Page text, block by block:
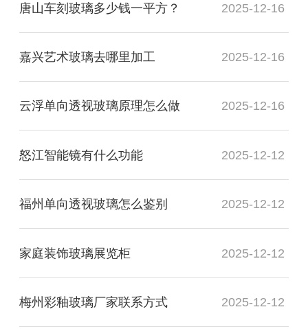
唐山车刻玻璃多少钱一平方？ 2025-12-16
嘉兴艺术玻璃去哪里加工 2025-12-16
云浮单向透视玻璃原理怎么做 2025-12-16
怒江智能镜有什么功能 2025-12-12
福州单向透视玻璃怎么鉴别 2025-12-12
家庭装饰玻璃展览柜 2025-12-12
梅州彩釉玻璃厂家联系方式 2025-12-12